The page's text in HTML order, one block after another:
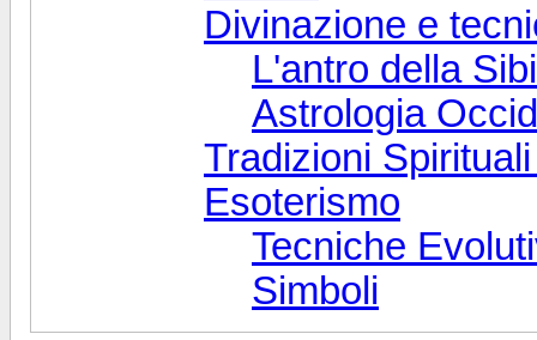
Divinazione e
L'antro della
Astrologia
Tradizioni
Esoterismo
Tecniche
Simboli